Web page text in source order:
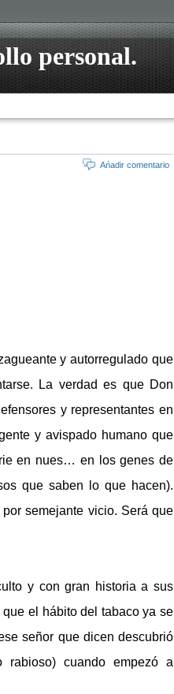
personal.
Ańadir comentario
y autorregulado que
La verdad es que Don
y representantes en
y avispado humano que
en nues… en los genes de
que saben lo que hacen).
semejante vicio. Será que
y con gran historia a sus
el hábito del tabaco ya se
señor que dicen descubrió
cuando empezó a